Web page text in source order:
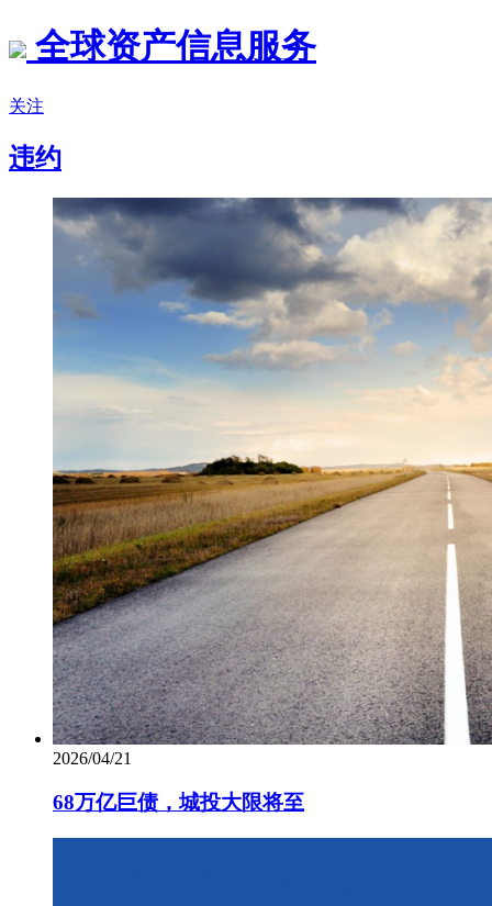
全球资产信息服务
关注
违约
2026/04/21
68万亿巨债，城投大限将至